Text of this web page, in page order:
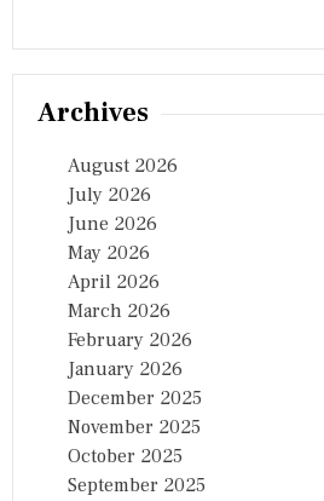
Archives
August 2026
July 2026
June 2026
May 2026
April 2026
March 2026
February 2026
January 2026
December 2025
November 2025
October 2025
September 2025